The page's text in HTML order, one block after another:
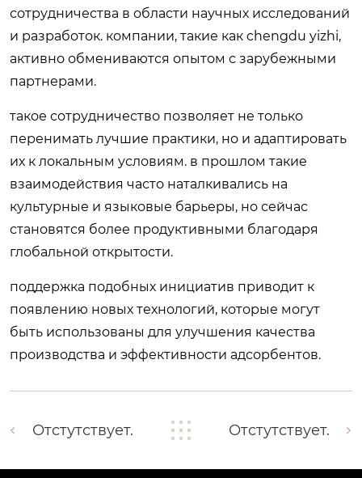
сотрудничества в области научных исследований
и разработок. компании, такие как chengdu yizhi,
активно обмениваются опытом с зарубежными
партнерами.
такое сотрудничество позволяет не только
перенимать лучшие практики, но и адаптировать
их к локальным условиям. в прошлом такие
взаимодействия часто наталкивались на
культурные и языковые барьеры, но сейчас
становятся более продуктивными благодаря
глобальной открытости.
поддержка подобных инициатив приводит к
появлению новых технологий, которые могут
быть использованы для улучшения качества
производства и эффективности адсорбентов.
Отстутствует. Отстутствует.